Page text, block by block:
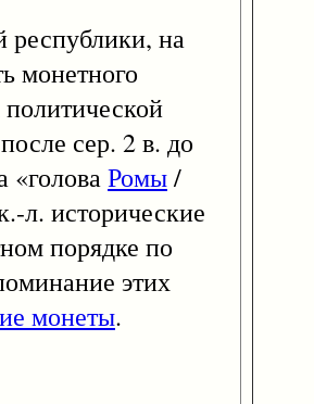
республики, на
монетного
сер. 2 в. до
«головаРомы/
л. исторические
порядке по
этих
монеты.